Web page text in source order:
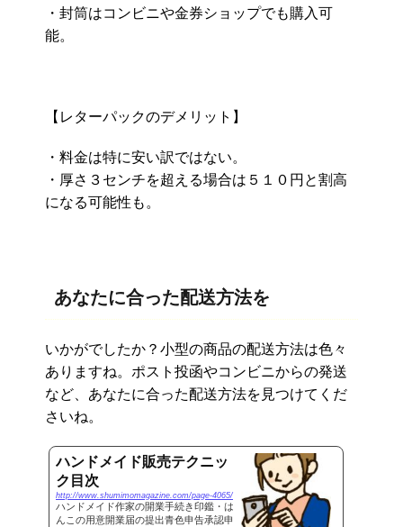
・封筒はコンビニや金券ショップでも購入可
能。
【レターパックのデメリット】
・料金は特に安い訳ではない。
・厚さ３センチを超える場合は５１０円と割高
になる可能性も。
あなたに合った配送方法を
いかがでしたか？小型の商品の配送方法は色々
ありますね。ポスト投函やコンビニからの発送
など、あなたに合った配送方法を見つけてくだ
さいね。
ハンドメイド販売テクニッ
ク目次
http://www.shumimomagazine.com/page-4065/
ハンドメイド作家の開業手続き印鑑・は
んこの用意開業届の提出青色申告承認申